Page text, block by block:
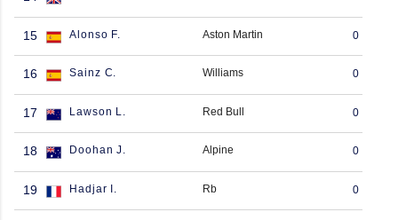
15 Alonso F. Aston Martin 0
16 Sainz C. Williams 0
17 Lawson L. Red Bull 0
18 Doohan J. Alpine 0
19 Hadjar I. Rb 0